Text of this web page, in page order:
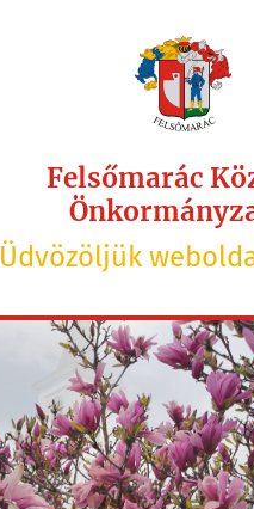
Felsőmarác
Üdvözöljük